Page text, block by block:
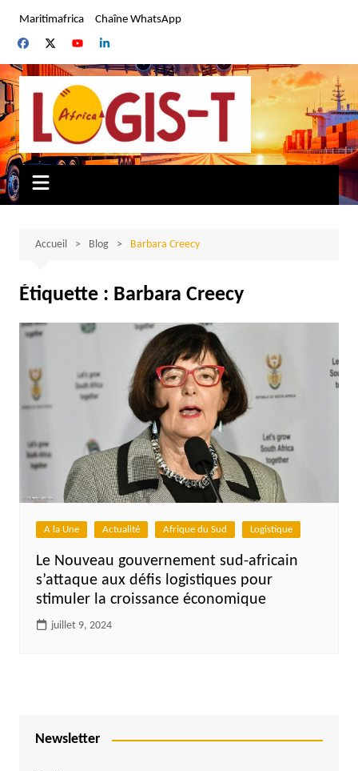
contenu
Maritimafrica Chaîne WhatsApp
Accueil Blog Barbara Creecy
Étiquette : Barbara Creecy
A la Une Actualité Afrique du Sud Logistique
Le Nouveau gouvernement sud-africain
s’attaque aux défis logistiques pour
stimuler la croissance économique
juillet 9, 2024
Newsletter